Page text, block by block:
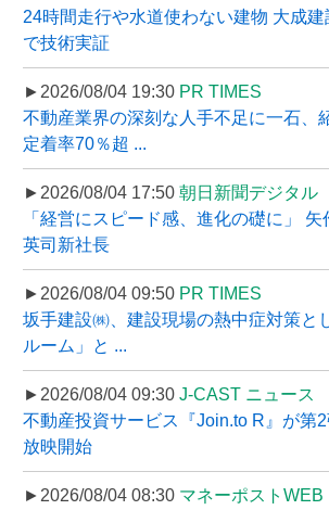
24時間走行や水道使わない建物 大成
で技術実証
►2026/08/04 19:30 PR TIMES
不動産業界の深刻な人手不足に一石、
定着率70％超 ...
►2026/08/04 17:50 朝日新聞デジタル
「経営にスピード感、進化の礎に」
英司新社長
►2026/08/04 09:50 PR TIMES
坂手建設㈱、建設現場の熱中症対策と
ルーム」と ...
►2026/08/04 09:30 J-CAST ニュース
不動産投資サービス『Join.to R』が第
放映開始
►2026/08/04 08:30 マネーポストWEB